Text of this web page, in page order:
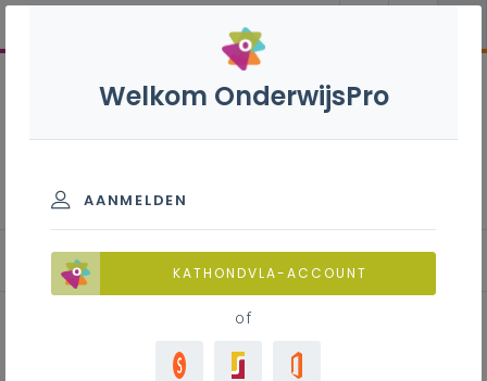
Wat?
Welkom OnderwijsPro
AANMELDEN
KATHONDVLA-ACCOUNT
of